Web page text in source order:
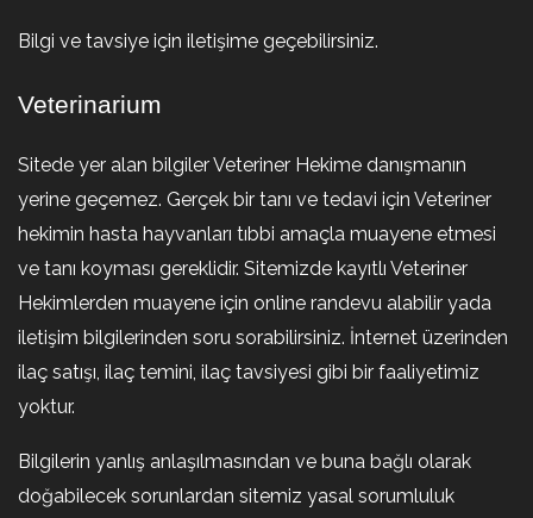
Bilgi ve tavsiye için iletişime geçebilirsiniz.
Veterinarium
Sitede yer alan bilgiler Veteriner Hekime danışmanın
yerine geçemez. Gerçek bir tanı ve tedavi için Veteriner
hekimin hasta hayvanları tıbbi amaçla muayene etmesi
ve tanı koyması gereklidir. Sitemizde kayıtlı Veteriner
Hekimlerden muayene için online randevu alabilir yada
iletişim bilgilerinden soru sorabilirsiniz. İnternet üzerinden
ilaç satışı, ilaç temini, ilaç tavsiyesi gibi bir faaliyetimiz
yoktur.
Bilgilerin yanlış anlaşılmasından ve buna bağlı olarak
doğabilecek sorunlardan sitemiz yasal sorumluluk